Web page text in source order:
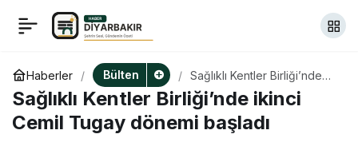
Haberler Bülten
Sağlıklı Kentler Birliği’nde
ikinci Cemil Tugay dönemi
başladı
Sağlıklı Kentler Birliği’nde ikinci
Cemil Tugay dönemi başladı
Çankaya Belediyesi
personeli, yangın eğitimi
ve söndürme tatbikatına
Paylaş